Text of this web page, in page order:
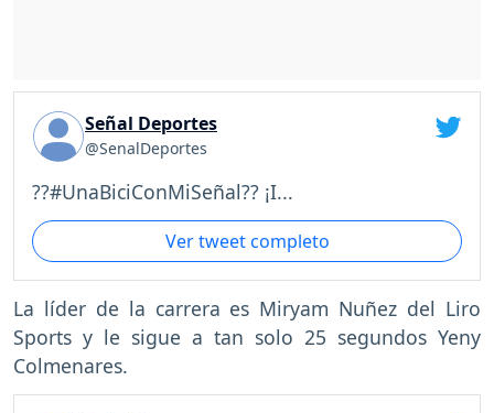
Señal Deportes
@SenalDeportes
??#UnaBiciConMiSeñal?? ¡I...
Ver tweet completo
La líder de la carrera es Miryam Nuñez del Liro
Sports y le sigue a tan solo 25 segundos Yeny
Colmenares.